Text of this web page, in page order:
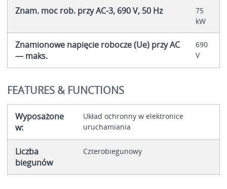
Znam. moc rob. przy AC-3, 690 V, 50 Hz
75
kW
Znamionowe napięcie robocze (Ue) przy AC
— maks.
690
V
FEATURES & FUNCTIONS
Wyposażone
w:
Układ ochronny w elektronice
uruchamiania
Liczba
biegunów
Czterobiegunowy